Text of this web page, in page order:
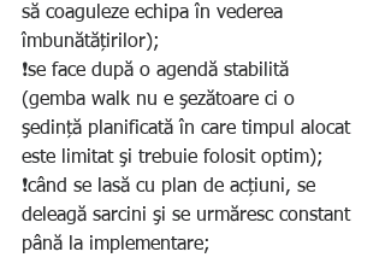
să coaguleze echipa în vederea
îmbunătățirilor);
❗️se face după o agendă stabilită
(gemba walk nu e şezătoare ci o
şedință planificată în care timpul alocat
este limitat şi trebuie folosit optim);
❗️când se lasă cu plan de acțiuni, se
deleagă sarcini şi se urmăresc constant
până la implementare;